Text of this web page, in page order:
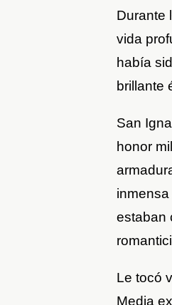
Durante
vida
había
brillante
San
honor
estaban
Le tocó
Media